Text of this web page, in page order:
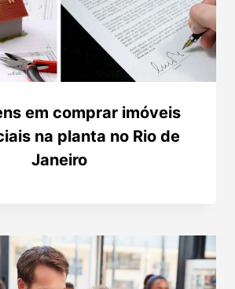
em comprar imóveis
na planta no Rio de
Janeiro